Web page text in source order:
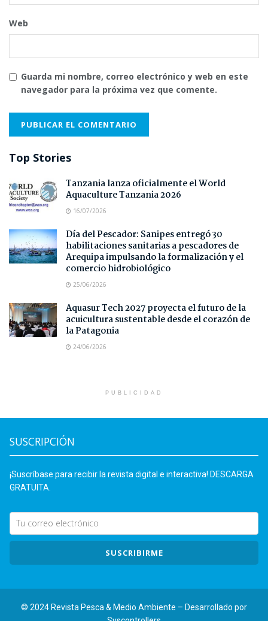
Web
Guarda mi nombre, correo electrónico y web en este
navegador para la próxima vez que comente.
Top Stories
Tanzania lanza oficialmente el World
Aquaculture Tanzania 2026
16/07/2026
Día del Pescador: Sanipes entregó 30
habilitaciones sanitarias a pescadores de
Arequipa impulsando la formalización y el
comercio hidrobiológico
25/06/2026
Aquasur Tech 2027 proyecta el futuro de la
acuicultura sustentable desde el corazón de
la Patagonia
24/06/2026
PUBLICIDAD
SUSCRIPCIÓN
¡Suscríbase para recibir la revista digital e interactiva! DESCARGA
GRATUITA.
SUSCRIBIRME
© 2024 Revista Pesca & Medio Ambiente – Desarrollado por